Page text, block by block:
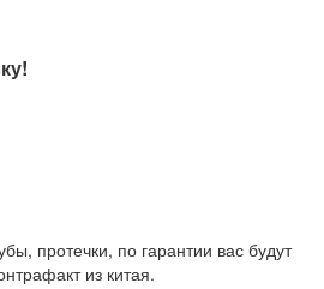
протечки, по гарантии вас будут
из китая.